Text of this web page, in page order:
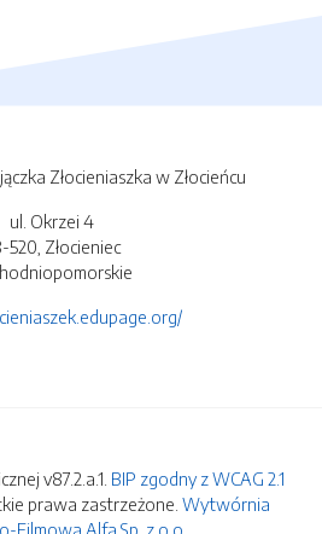
Złocieniaszka w Złocieńcu
ul. Okrzei 4
520, Złocieniec
v87.2.a.1. BIP zgodny z WCAG 2.1
prawa zastrzeżone. Wytwórnia
Filmowa Alfa Sp. z o.o.